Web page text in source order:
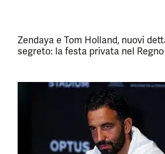
Zendaya e Tom Holland, nuovi
segreto: la festa privata nel